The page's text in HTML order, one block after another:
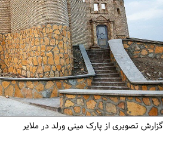
گزارش تصویری از پارک مینی ورلد در ملایر